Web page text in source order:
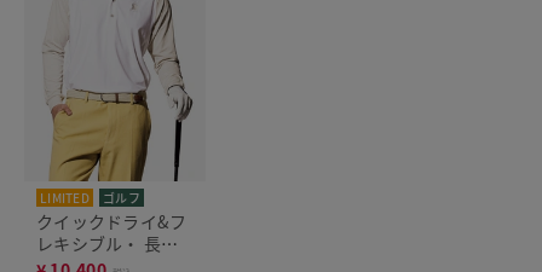
LIMITED ゴルフ
クイックドライ&フ
レキシブル・ 長袖
ポロシャツ